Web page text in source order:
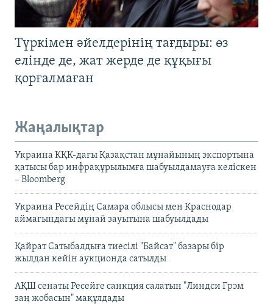
Түркімен әйелдерінің тағдыры: өз
елінде де, жат жерде де құқығы
қорғалмаған
Жаңалықтар
Украина КҚК-дағы Қазақстан мұнайының экспортына
қатысы бар инфрақұрылымға шабуылдамауға келіскен
– Bloomberg
Украина Ресейдің Самара облысы мен Краснодар
аймағындағы мұнай зауытына шабуылдады
Қайрат Сатыбалдыға тиесілі "Байсат" базары бір
жылдан кейін аукционда сатылды
АҚШ сенаты Ресейге санкция салатын "Линдси Грэм
заң жобасын" мақұлдады